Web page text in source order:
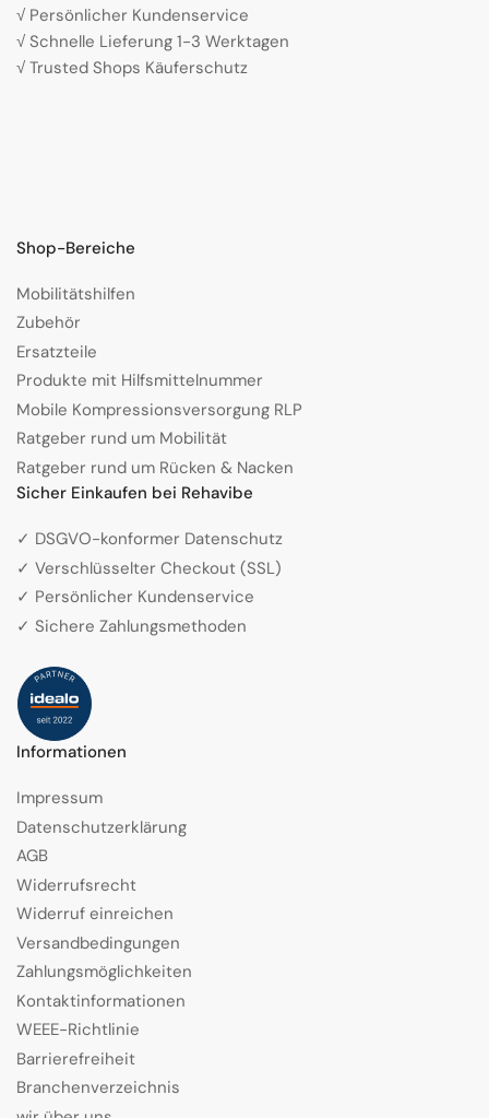
√ Persönlicher Kundenservice
√ Schnelle Lieferung 1-3 Werktagen
√ Trusted Shops Käuferschutz
Shop-Bereiche
Mobilitätshilfen
Zubehör
Ersatzteile
Produkte mit Hilfsmittelnummer
Mobile Kompressionsversorgung RLP
Ratgeber rund um Mobilität
Ratgeber rund um Rücken & Nacken
Sicher Einkaufen bei Rehavibe
✓ DSGVO-konformer Datenschutz
✓ Verschlüsselter Checkout (SSL)
✓ Persönlicher Kundenservice
✓ Sichere Zahlungsmethoden
Informationen
Impressum
Datenschutzerklärung
AGB
Widerrufsrecht
Widerruf einreichen
Versandbedingungen
Zahlungsmöglichkeiten
Kontaktinformationen
WEEE-Richtlinie
Barrierefreiheit
Branchenverzeichnis